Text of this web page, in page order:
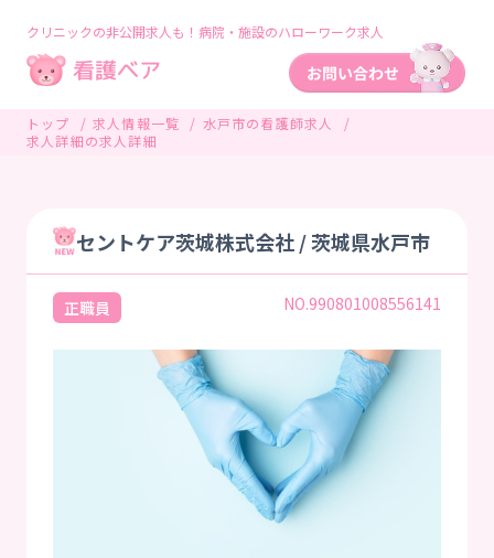
クリニックの非公開求人も！病院・施設のハローワーク求人
トップ 求人情報一覧
水戸市の看護師求人
求人詳細の求人詳細
セントケア茨城株式会社 / 茨城県水戸市
正職員 NO.990801008556141